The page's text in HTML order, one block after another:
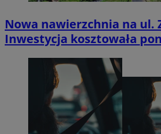
Nowa nawierzchnia na ul.
Inwestycja kosztowała